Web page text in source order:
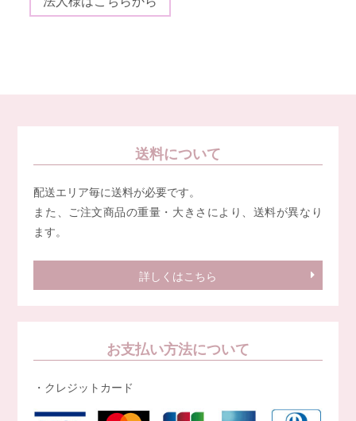
送料について
配送エリア毎に送料が必要です。
また、ご注文商品の重量・大きさにより、送料が異なり
ます。
詳しくはこちら
お支払い方法について
・クレジットカード